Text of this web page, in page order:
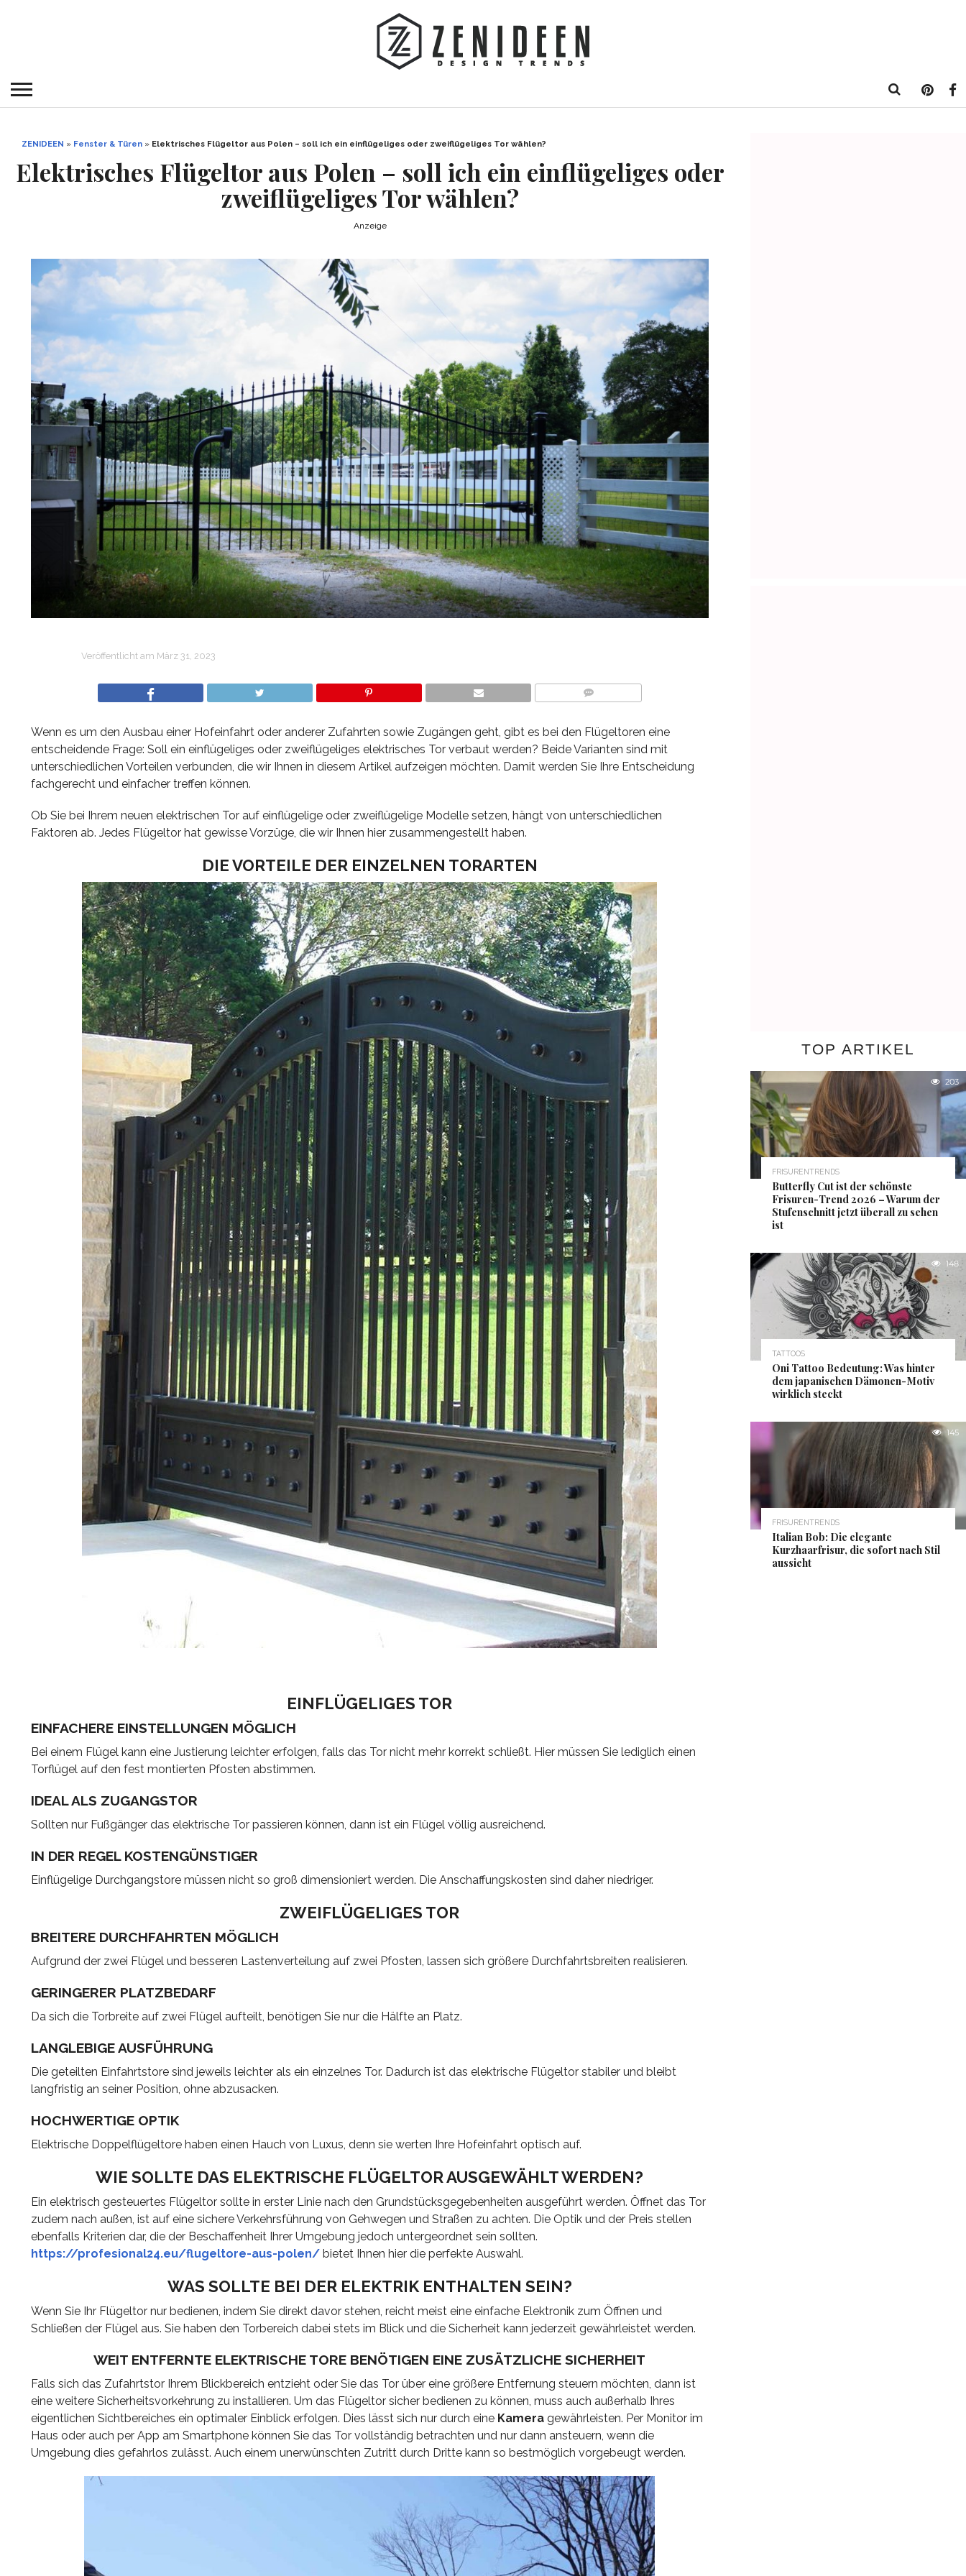
ZENIDEEN » Fenster & Türen » Elektrisches Flügeltor aus Polen – soll ich ein einflügeliges oder zweiflügeliges Tor wählen?
Elektrisches Flügeltor aus Polen – soll ich ein einflügeliges oder
zweiflügeliges Tor wählen?
Anzeige
Veröffentlicht am März 31, 2023
Wenn es um den Ausbau einer Hofeinfahrt oder anderer Zufahrten sowie Zugängen geht, gibt es bei den Flügeltoren eine
entscheidende Frage: Soll ein einflügeliges oder zweiflügeliges elektrisches Tor verbaut werden? Beide Varianten sind mit
unterschiedlichen Vorteilen verbunden, die wir Ihnen in diesem Artikel aufzeigen möchten. Damit werden Sie Ihre Entscheidung
fachgerecht und einfacher treffen können.
Ob Sie bei Ihrem neuen elektrischen Tor auf einflügelige oder zweiflügelige Modelle setzen, hängt von unterschiedlichen
Faktoren ab. Jedes Flügeltor hat gewisse Vorzüge, die wir Ihnen hier zusammengestellt haben.
DIE VORTEILE DER EINZELNEN TORARTEN
EINFLÜGELIGES TOR
EINFACHERE EINSTELLUNGEN MÖGLICH
Bei einem Flügel kann eine Justierung leichter erfolgen, falls das Tor nicht mehr korrekt schließt. Hier müssen Sie lediglich einen
Torflügel auf den fest montierten Pfosten abstimmen.
IDEAL ALS ZUGANGSTOR
Sollten nur Fußgänger das elektrische Tor passieren können, dann ist ein Flügel völlig ausreichend.
IN DER REGEL KOSTENGÜNSTIGER
Einflügelige Durchgangstore müssen nicht so groß dimensioniert werden. Die Anschaffungskosten sind daher niedriger.
ZWEIFLÜGELIGES TOR
BREITERE DURCHFAHRTEN MÖGLICH
Aufgrund der zwei Flügel und besseren Lastenverteilung auf zwei Pfosten, lassen sich größere Durchfahrtsbreiten realisieren.
GERINGERER PLATZBEDARF
Da sich die Torbreite auf zwei Flügel aufteilt, benötigen Sie nur die Hälfte an Platz.
LANGLEBIGE AUSFÜHRUNG
Die geteilten Einfahrtstore sind jeweils leichter als ein einzelnes Tor. Dadurch ist das elektrische Flügeltor stabiler und bleibt
langfristig an seiner Position, ohne abzusacken.
HOCHWERTIGE OPTIK
Elektrische Doppelflügeltore haben einen Hauch von Luxus, denn sie werten Ihre Hofeinfahrt optisch auf.
WIE SOLLTE DAS ELEKTRISCHE FLÜGELTOR AUSGEWÄHLT WERDEN?
Ein elektrisch gesteuertes Flügeltor sollte in erster Linie nach den Grundstücksgegebenheiten ausgeführt werden. Öffnet das Tor
zudem nach außen, ist auf eine sichere Verkehrsführung von Gehwegen und Straßen zu achten. Die Optik und der Preis stellen
ebenfalls Kriterien dar, die der Beschaffenheit Ihrer Umgebung jedoch untergeordnet sein sollten.
https://profesional24.eu/flugeltore-aus-polen/bietet Ihnen hier die perfekte Auswahl.
WAS SOLLTE BEI DER ELEKTRIK ENTHALTEN SEIN?
Wenn Sie Ihr Flügeltor nur bedienen, indem Sie direkt davor stehen, reicht meist eine einfache Elektronik zum Öffnen und
Schließen der Flügel aus. Sie haben den Torbereich dabei stets im Blick und die Sicherheit kann jederzeit gewährleistet werden.
WEIT ENTFERNTE ELEKTRISCHE TORE BENÖTIGEN EINE ZUSÄTZLICHE SICHERHEIT
Falls sich das Zufahrtstor Ihrem Blickbereich entzieht oder Sie das Tor über eine größere Entfernung steuern möchten, dann ist
eine weitere Sicherheitsvorkehrung zu installieren. Um das Flügeltor sicher bedienen zu können, muss auch außerhalb Ihres
eigentlichen Sichtbereiches ein optimaler Einblick erfolgen. Dies lässt sich nur durch eine Kameragewährleisten. Per Monitor im
Haus oder auch per App am Smartphone können Sie das Tor vollständig betrachten und nur dann ansteuern, wenn die
Umgebung dies gefahrlos zulässt. Auch einem unerwünschten Zutritt durch Dritte kann so bestmöglich vorgebeugt werden.
TOP ARTIKEL
203
FRISURENTRENDS
Butterfly Cut ist der schönste
Frisuren-Trend 2026 – Warum der
Stufenschnitt jetzt überall zu sehen
ist
148
TATTOOS
Oni Tattoo Bedeutung: Was hinter
dem japanischen Dämonen-Motiv
wirklich steckt
145
FRISURENTRENDS
Italian Bob: Die elegante
Kurzhaarfrisur, die sofort nach Stil
aussieht